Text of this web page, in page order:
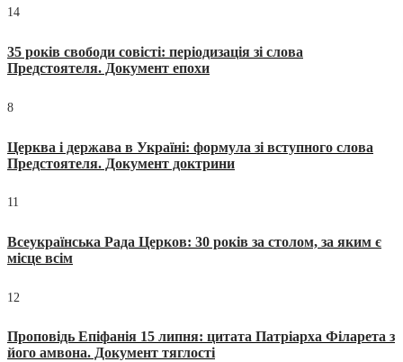
14
35 років свободи совісті: періодизація зі слова
Предстоятеля. Документ епохи
8
Церква і держава в Україні: формула зі вступного слова
Предстоятеля. Документ доктрини
11
Всеукраїнська Рада Церков: 30 років за столом, за яким є
місце всім
12
Проповідь Епіфанія 15 липня: цитата Патріарха Філарета з
його амвона. Документ тяглості